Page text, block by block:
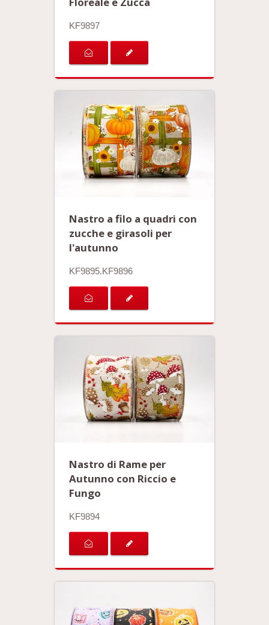
KF9897
Nastro a filo a quadri con
zucche e girasoli per
l'autunno
KF9895.KF9896
Nastro di Rame per
Autunno con Riccio e
Fungo
KF9894